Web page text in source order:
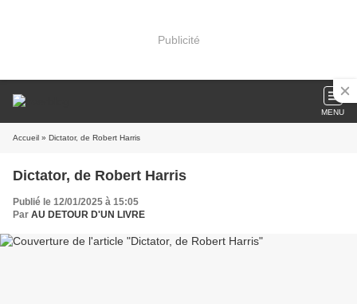
Publicité
MENU
Accueil » Dictator, de Robert Harris
Dictator, de Robert Harris
Publié le 12/01/2025 à 15:05
Par AU DETOUR D'UN LIVRE